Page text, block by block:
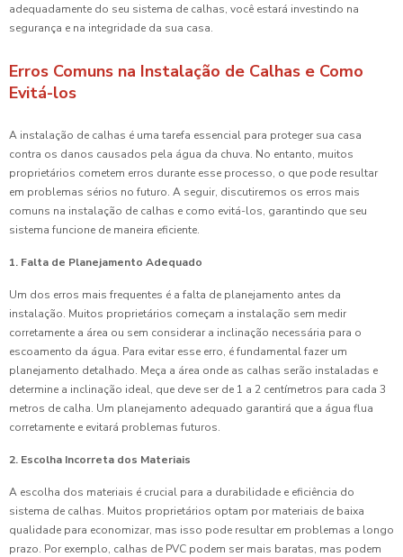
adequadamente do seu sistema de calhas, você estará investindo na
segurança e na integridade da sua casa.
Erros Comuns na Instalação de Calhas e Como
Evitá-los
A instalação de calhas é uma tarefa essencial para proteger sua casa
contra os danos causados pela água da chuva. No entanto, muitos
proprietários cometem erros durante esse processo, o que pode resultar
em problemas sérios no futuro. A seguir, discutiremos os erros mais
comuns na instalação de calhas e como evitá-los, garantindo que seu
sistema funcione de maneira eficiente.
1. Falta de Planejamento Adequado
Um dos erros mais frequentes é a falta de planejamento antes da
instalação. Muitos proprietários começam a instalação sem medir
corretamente a área ou sem considerar a inclinação necessária para o
escoamento da água. Para evitar esse erro, é fundamental fazer um
planejamento detalhado. Meça a área onde as calhas serão instaladas e
determine a inclinação ideal, que deve ser de 1 a 2 centímetros para cada 3
metros de calha. Um planejamento adequado garantirá que a água flua
corretamente e evitará problemas futuros.
2. Escolha Incorreta dos Materiais
A escolha dos materiais é crucial para a durabilidade e eficiência do
sistema de calhas. Muitos proprietários optam por materiais de baixa
qualidade para economizar, mas isso pode resultar em problemas a longo
prazo. Por exemplo, calhas de PVC podem ser mais baratas, mas podem